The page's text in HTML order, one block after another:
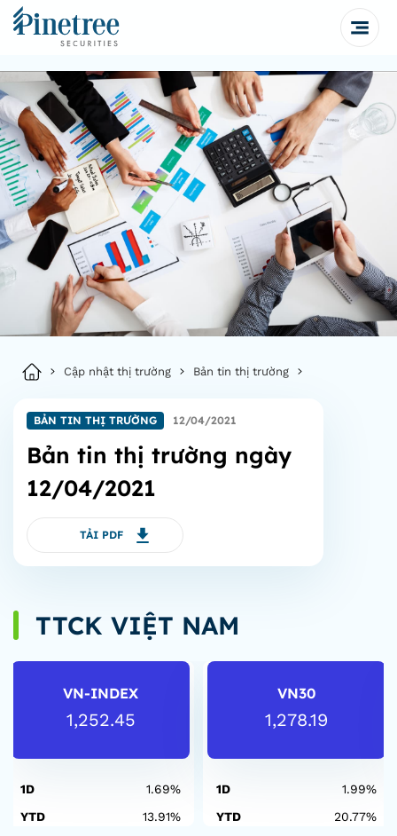
Cập nhật thị trường Bản tin thị trường
BẢN TIN THỊ TRƯỜNG 12/04/2021
Bản tin thị trường ngày
12/04/2021
TẢI PDF
TTCK VIỆT NAM
VN-INDEX
1,252.45
1D
1.69%
YTD
13.91%
VN30
1,278.19
1D
1.99%
YTD
20.77%